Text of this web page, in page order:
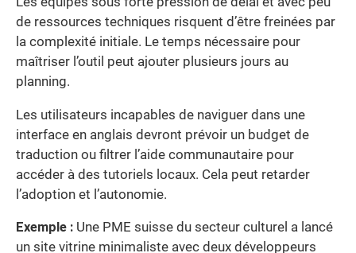
de ressources techniques risquent d’être freinées par
la complexité initiale. Le temps nécessaire pour
maîtriser l’outil peut ajouter plusieurs jours au
planning.
Les utilisateurs incapables de naviguer dans une
interface en anglais devront prévoir un budget de
traduction ou filtrer l’aide communautaire pour
accéder à des tutoriels locaux. Cela peut retarder
l’adoption et l’autonomie.
Exemple : Une PME suisse du secteur culturel a lancé
un site vitrine minimaliste avec deux développeurs